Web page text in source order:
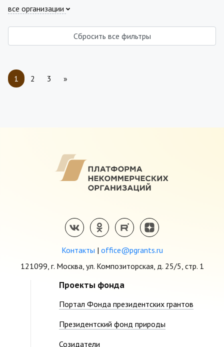
все организации
Сбросить все фильтры
1 2 3 »
Контакты | office@pgrants.ru
121099, г. Москва, ул. Композиторская, д. 25/5, стр. 1
Проекты фонда
Портал Фонда президентских грантов
Президентский фонд природы
Созидатели